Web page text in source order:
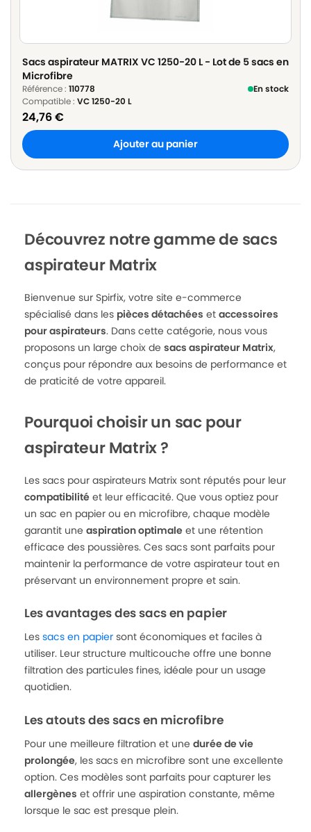
Sacs aspirateur MATRIX VC 1250-20 L - Lot de 5 sacs en
Microfibre
Référence : 110778
En stock
Compatible : VC 1250-20 L
24,76€
Ajouter au panier
Découvrez notre gamme de sacs
aspirateur Matrix
Bienvenue sur Spirfix, votre site e-commerce
spécialisé dans les pièces détachées et accessoires
pour aspirateurs. Dans cette catégorie, nous vous
proposons un large choix de sacs aspirateur Matrix,
conçus pour répondre aux besoins de performance et
de praticité de votre appareil.
Pourquoi choisir un sac pour
aspirateur Matrix ?
Les sacs pour aspirateurs Matrix sont réputés pour leur
compatibilité et leur efficacité. Que vous optiez pour
un sac en papier ou en microfibre, chaque modèle
garantit une aspiration optimale et une rétention
efficace des poussières. Ces sacs sont parfaits pour
maintenir la performance de votre aspirateur tout en
préservant un environnement propre et sain.
Les avantages des sacs en papier
Les sacs en papier sont économiques et faciles à
utiliser. Leur structure multicouche offre une bonne
filtration des particules fines, idéale pour un usage
quotidien.
Les atouts des sacs en microfibre
Pour une meilleure filtration et une durée de vie
prolongée, les sacs en microfibre sont une excellente
option. Ces modèles sont parfaits pour capturer les
allergènes et offrir une aspiration constante, même
lorsque le sac est presque plein.